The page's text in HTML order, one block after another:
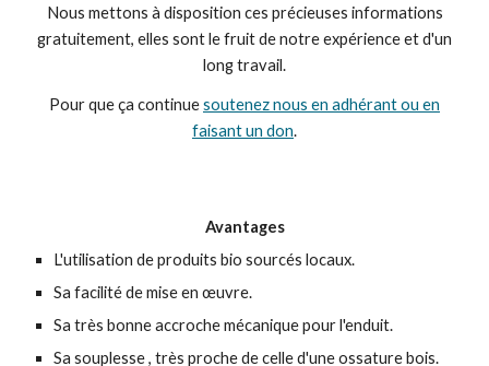
Nous mettons à disposition ces précieuses informations
gratuitement, elles sont le fruit de notre expérience et d'un
long travail.
Pour que ça continuesoutenez nous en adhérant ou en
faisant un don.
Avantages
L'utilisation de produits bio sourcés locaux.
Sa facilité de mise en œuvre.
Sa très bonne accroche mécanique pour l'enduit.
Sa souplesse , très proche de celle d'une ossature bois.